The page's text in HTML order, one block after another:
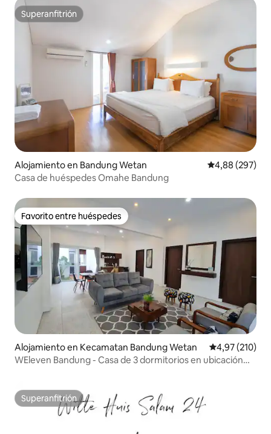
Superanfitrión
Superanfitrión
Alojamiento en Bandung Wetan Calificación
4,88 (297)
Casa de huéspedes Omahe Bandung
Favorito entre huéspedes
Favorito entre huéspedes
Alojamiento en Kecamatan Bandung Wetan Calificación
4,97 (210)
WEleven Bandung - Casa de 3 dormitorios en ubicación
Superanfitrión
Superanfitrión